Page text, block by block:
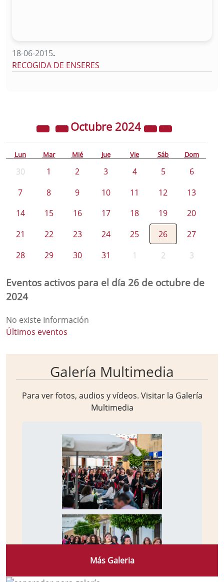
18-06-2015.
RECOGIDA DE ENSERES
Octubre 2024
Lun Mar Mié Jue Vie Sáb Dom
30 1 2 3 4 5
6
7
8 9 10 11 12
13
14
15 16 17 18 19
20
21
22 23 24 25 26
27
28
29 30 31 1 2 3
Eventos activos para el día 26 de octubre de
2024
No existe Información
Últimos eventos
Galería Multimedia
Para ver fotos, audios y vídeos. Visitar la Galería
Multimedia
Más Galeria